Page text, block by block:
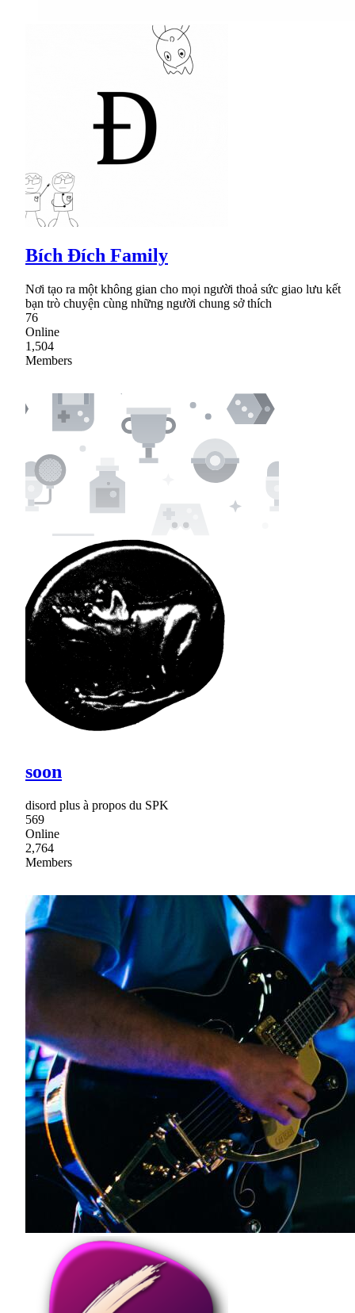
Bích Đích Family
Nơi tạo ra một không gian cho mọi người thoả sức giao lưu kết
bạn trò chuyện cùng những người chung sở thích
76
Online
1,504
Members
soon
disord plus à propos du SPK
569
Online
2,764
Members